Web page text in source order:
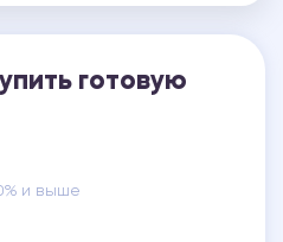
готовую
и выше